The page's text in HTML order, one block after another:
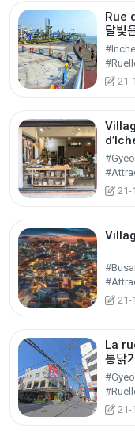
Rue
달빛
21-
마을
21-
21-
La
통닭
21-